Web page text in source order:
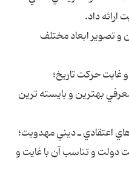
ارائه داد.
و تصوير ابعاد مختلف
بهترين و بايسته ترين
دولت و تناسب آن با غايت و